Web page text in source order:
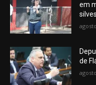
em
de